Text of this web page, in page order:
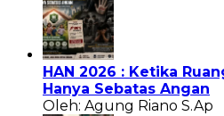
HAN 2026 : Ketika
Hanya Sebatas Angan
Oleh: Agung Riano S.Ap